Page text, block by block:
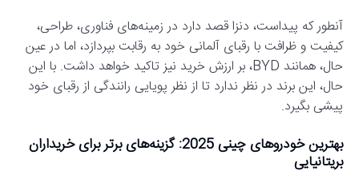
آنطور که پیداست، دنزا قصد دارد در زمینه‌های فناوری، طراحی،
کیفیت و ظرافت با رقبای آلمانی خود به رقابت بپردازد، اما در عین
حال، همانند BYD، بر ارزش خرید نیز تاکید خواهد داشت. با این
حال، این برند در نظر ندارد تا از نظر پویایی رانندگی از رقبای خود
پیشی بگیرد.
بهترین خودروهای چینی 2025: گزینه‌های برتر برای خریداران
بریتانیایی